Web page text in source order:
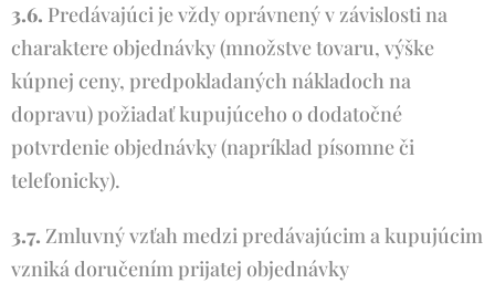
3.6. Predávajúci je vždy oprávnený v závislosti na
charaktere objednávky (množstve tovaru, výške
kúpnej ceny, predpokladaných nákladoch na
dopravu) požiadať kupujúceho o dodatočné
potvrdenie objednávky (napríklad písomne či
telefonicky).
3.7. Zmluvný vzťah medzi predávajúcim a kupujúcim
vzniká doručením prijatej objednávky